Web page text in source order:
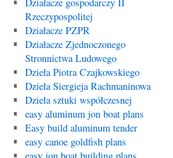
Rzeczypospolitej
Działacze PZPR
Działacze Zjednoczonego
Stronnictwa Ludowego
Dzieła Piotra Czajkowskiego
Dzieła Siergieja Rachmaninowa
Dzieła sztuki współczesnej
easy aluminum jon boat plans
Easy build aluminum tender
easy canoe goldfish plans